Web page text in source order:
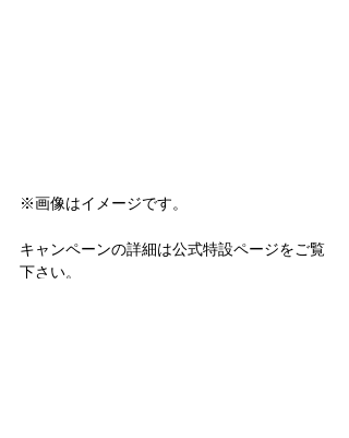
※画像はイメージです。
キャンペーンの詳細は公式特設ページをご覧
下さい。